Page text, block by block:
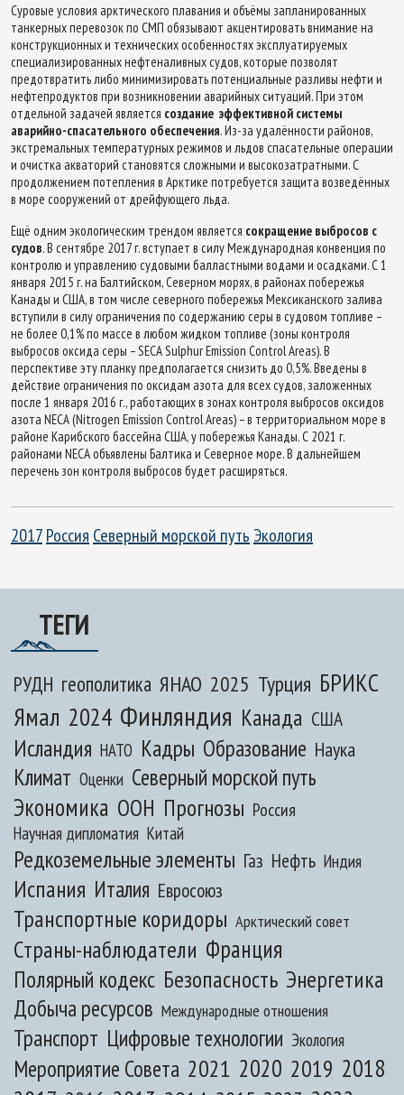
Суровые условия арктического плавания и объёмы запланированных
танкерных перевозок по СМП обязывают акцентировать внимание на
конструкционных и технических особенностях эксплуатируемых
специализированных нефтеналивных судов, которые позволят
предотвратить либо минимизировать потенциальные разливы нефти и
нефтепродуктов при возникновении аварийных ситуаций. При этом
отдельной задачей является создание эффективной системы
аварийно-спасательного обеспечения. Из-за удалённости районов,
экстремальных температурных режимов и льдов спасательные операции
и очистка акваторий становятся сложными и высокозатратными. С
продолжением потепления в Арктике потребуется защита возведённых
в море сооружений от дрейфующего льда.
Ещё одним экологическим трендом является сокращение выбросов с
судов. В сентябре 2017 г. вступает в силу Международная конвенция по
контролю и управлению судовыми балластными водами и осадками. С 1
января 2015 г. на Балтийском, Северном морях, в районах побережья
Канады и США, в том числе северного побережья Мексиканского залива
вступили в силу ограничения по содержанию серы в судовом топливе –
не более 0,1% по массе в любом жидком топливе (зоны контроля
выбросов оксида серы – SECA Sulphur Emission Control Areas). В
перспективе эту планку предполагается снизить до 0,5%. Введены в
действие ограничения по оксидам азота для всех судов, заложенных
после 1 января 2016 г., работающих в зонах контроля выбросов оксидов
азота NECA (Nitrogen Emission Control Areas) – в территориальном море в
районе Карибского бассейна США, у побережья Канады. C 2021 г.
районами NECA объявлены Балтика и Северное море. В дальнейшем
перечень зон контроля выбросов будет расширяться.
2017Россия Северный морской путь Экология
ТЕГИ
РУДН геополитика ЯНАО 2025 Турция БРИКС
Ямал 2024 Финляндия Канада США
Исландия НАТО Кадры Образование Наука
Климат Оценки Северный морской путь
Экономика ООН Прогнозы Россия
Научная дипломатия Китай
Редкоземельные элементы Газ Нефть Индия
Испания Италия Евросоюз
Транспортные коридоры Арктический совет
Страны-наблюдатели Франция
Полярный кодекс Безопасность Энергетика
Добыча ресурсов Международные отношения
Транспорт Цифровые технологии Экология
Мероприятие Совета 2021 2020 2019 2018